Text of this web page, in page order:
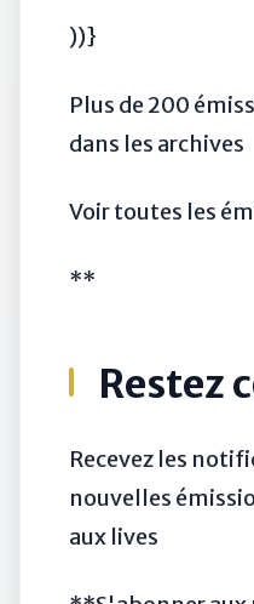
))}
Plus de 200
dans les archives
Voir toutes les
**
Restez
Recevez les
nouvelles
aux lives